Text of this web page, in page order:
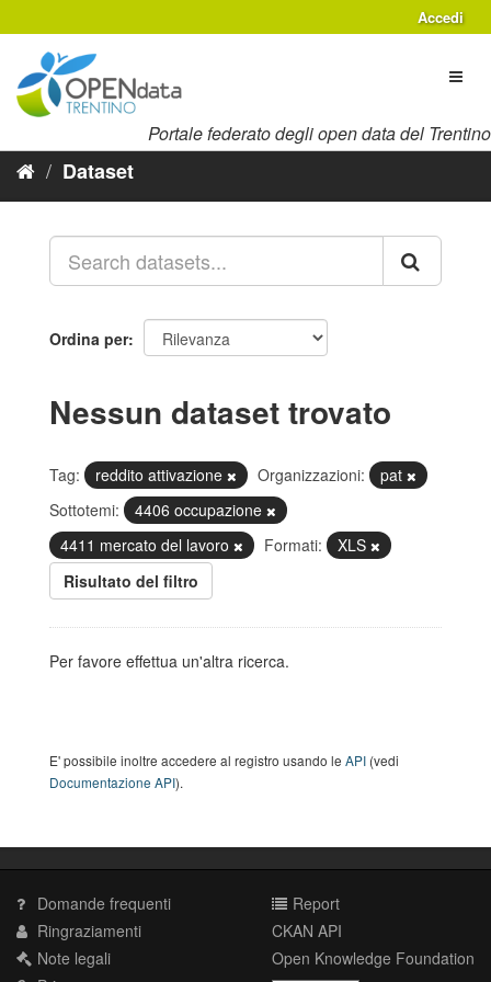
al
contenuto
Accedi
Portale federato degli open data del Trentino
Dataset
Ordina per
Nessun dataset trovato
Tag: reddito attivazione Organizzazioni:
pat
Sottotemi:
4406 occupazione
4411 mercato del lavoro
Formati:
XLS
Risultato del filtro
Per favore effettua un'altra ricerca.
E' possibile inoltre accedere al registro usando le API (vedi
Documentazione API).
Domande frequenti
Ringraziamenti
Note legali
Report
CKAN API
Open Knowledge Foundation